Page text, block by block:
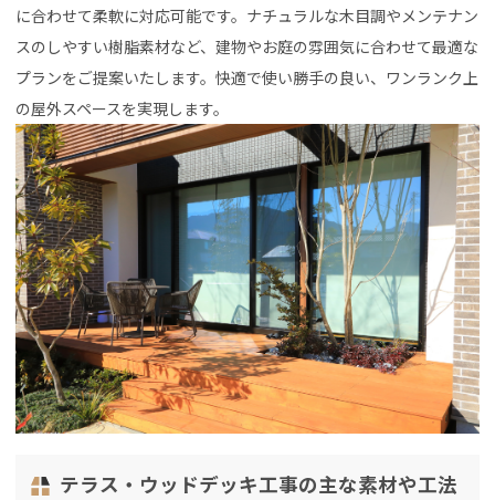
に合わせて柔軟に対応可能です。ナチュラルな木目調やメンテナン
スのしやすい樹脂素材など、建物やお庭の雰囲気に合わせて最適な
プランをご提案いたします。快適で使い勝手の良い、ワンランク上
の屋外スペースを実現します。
テラス・ウッドデッキ工事の主な素材や工法